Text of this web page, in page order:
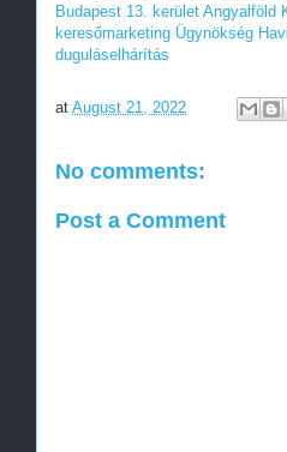
Budapest 13. kerület Angyalföld
keresőmarketing Ügynökség
duguláselhárítás
at August 21, 2022
No comments:
Post a Comment